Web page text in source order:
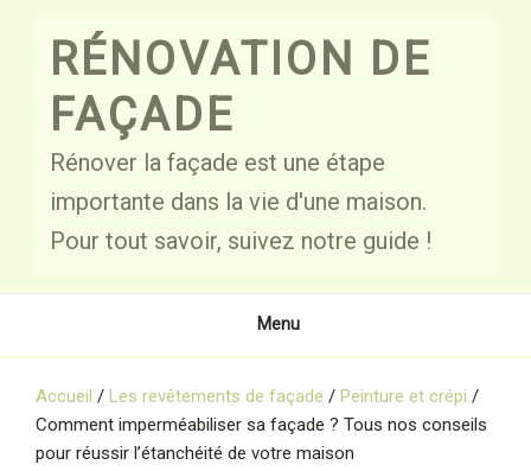
contentRÉNOVATION DE
FAÇADE
Rénover la façade est une étape
importante dans la vie d'une maison.
Pour tout savoir, suivez notre guide !
Menu
Accueil / Les revêtements de façade / Peinture et crépi /
Comment imperméabiliser sa façade ? Tous nos conseils
pour réussir l’étanchéité de votre maison